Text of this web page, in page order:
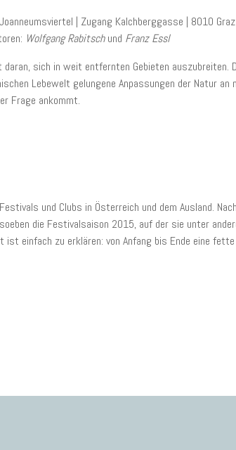
| Zugang Kalchberggasse | 8010 Graz
Wolfgang Rabitschund Franz Essl
sich in weit entfernten Gebieten auszubreiten.
Lebewelt gelungene Anpassungen der Natur
Frage ankommt.
und Clubs in Österreich und dem Ausland.
die Festivalsaison 2015, auf der sie unter
ist einfach zu erklären: von Anfang bis Ende eine